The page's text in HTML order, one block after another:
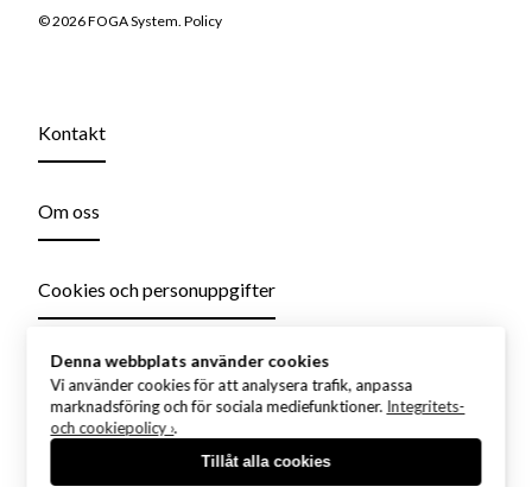
© 2026 FOGA System. Policy
Kontakt
Om oss
Cookies och personuppgifter
Denna webbplats använder cookies
Vi använder cookies för att analysera trafik, anpassa
marknadsföring och för sociala mediefunktioner. Integritets-
och cookiepolicy ›.
Tillåt alla cookies